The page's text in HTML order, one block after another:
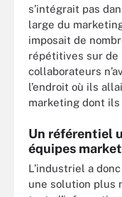
s’intégrait pas
large du
imposait de
répétitives sur de
collaborateurs
l’endroit où ils
marketing dont ils
Un référentiel
équipes
L’industriel a
une solution plus